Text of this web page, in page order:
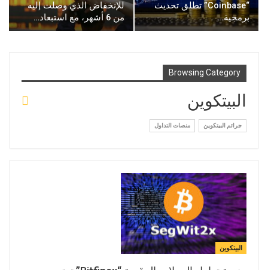
“Coinbase” تطلق تحديث
برمجية…
للإنخفاض الذي وصلت إليه
من 6 أشهر، مع استبعاد…
Browsing Category
البيتكوين
جرائم البيتكوين منصات التداول
البيتكوين